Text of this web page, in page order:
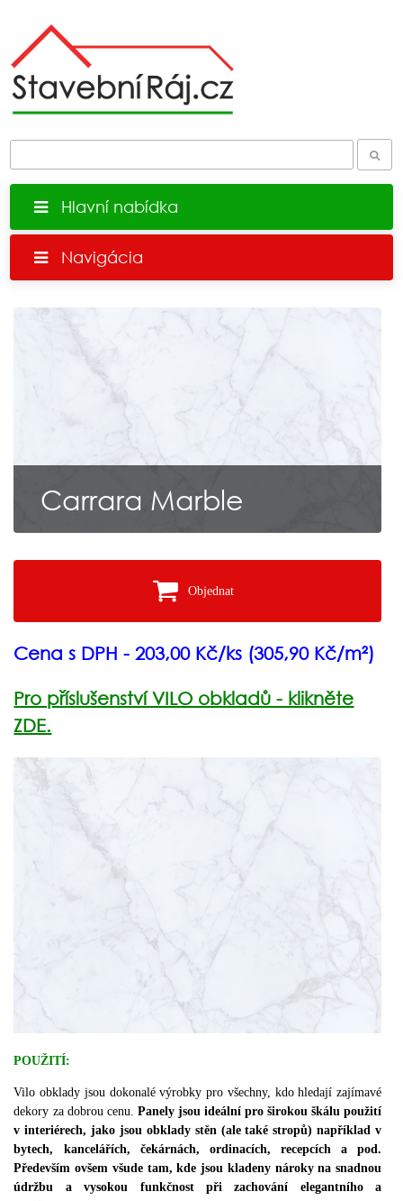
Hlavní nabídka
Navigácia
Carrara Marble
Objednat
Cena s DPH - 203,00 Kč/ks (305,90 Kč/m²)
Pro příslušenství VILO obkladů - klikněte
ZDE.
POUŽITÍ:
Vilo obklady jsou dokonalé výrobky pro všechny, kdo hledají zajímavé
dekory za dobrou cenu. Panely jsou ideální pro širokou škálu použití
v interiérech, jako jsou obklady stěn (ale také stropů) například v
bytech, kancelářích, čekárnách, ordinacích, recepcích a pod.
Především ovšem všude tam, kde jsou kladeny nároky na snadnou
údržbu a vysokou funkčnost při zachování elegantního a